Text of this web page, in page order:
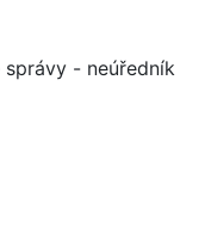
- neúředník